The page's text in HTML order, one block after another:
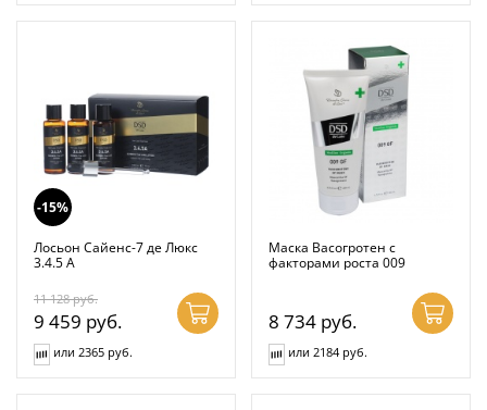
-15%
Лосьон Сайенс-7 де Люкс
3.4.5 А
11 128руб.
9 459 руб.
или 2365 руб.
Маска Васогротен с
факторами роста 009
8 734 руб.
или 2184 руб.